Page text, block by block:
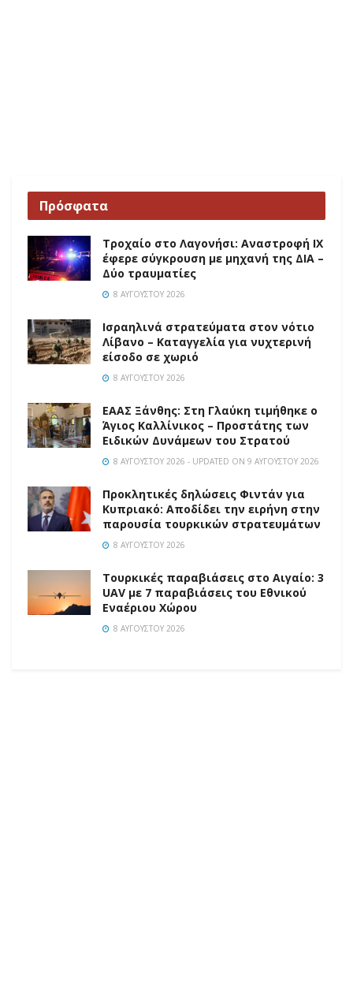
Πρόσφατα
Τροχαίο στο Λαγονήσι: Αναστροφή ΙΧ
έφερε σύγκρουση με μηχανή της ΔΙΑ –
Δύο τραυματίες
8 ΑΥΓΟΎΣΤΟΥ 2026
Ισραηλινά στρατεύματα στον νότιο
Λίβανο – Καταγγελία για νυχτερινή
είσοδο σε χωριό
8 ΑΥΓΟΎΣΤΟΥ 2026
EAAΣ Ξάνθης: Στη Γλαύκη τιμήθηκε ο
Άγιος Καλλίνικος – Προστάτης των
Ειδικών Δυνάμεων του Στρατού
8 ΑΥΓΟΎΣΤΟΥ 2026 - UPDATED ON 9 ΑΥΓΟΎΣΤΟΥ 2026
Προκλητικές δηλώσεις Φιντάν για
Κυπριακό: Αποδίδει την ειρήνη στην
παρουσία τουρκικών στρατευμάτων
8 ΑΥΓΟΎΣΤΟΥ 2026
Τουρκικές παραβιάσεις στο Αιγαίο: 3
UAV με 7 παραβιάσεις του Εθνικού
Εναέριου Χώρου
8 ΑΥΓΟΎΣΤΟΥ 2026